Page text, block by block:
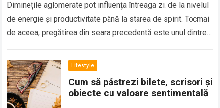
Diminețile aglomerate pot influența întreaga zi, de la nivelul
de energie și productivitate până la starea de spirit. Tocmai
de aceea, pregătirea din seara precedentă este unul dintre
Lifestyle
Cum să păstrezi bilete, scrisori și
obiecte cu valoare sentimentală